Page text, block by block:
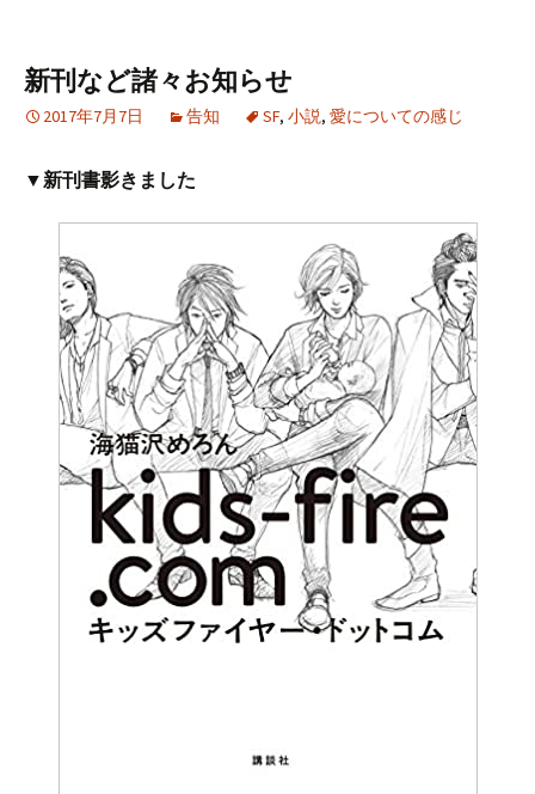
新刊など諸々お知らせ
2017年7月7日 告知 SF, 小説, 愛についての感じ
▼新刊書影きました